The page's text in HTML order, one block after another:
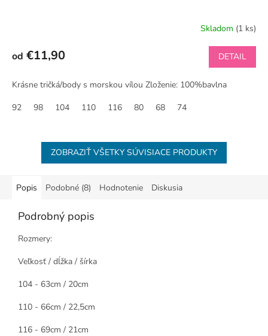
Skladom (1 ks)
od €11,90 DETAIL
Krásne tričká/body s morskou vílou Zloženie: 100%bavlna
92
98 104 110 116 80 68 74
ZOBRAZIŤ VŠETKY SÚVISIACE PRODUKTY
Popis Podobné (8) Hodnotenie Diskusia
Podrobný popis
Rozmery:
Veľkosť / dĺžka / šírka
104 - 63cm / 20cm
110 - 66cm / 22,5cm
116 - 69cm / 21cm